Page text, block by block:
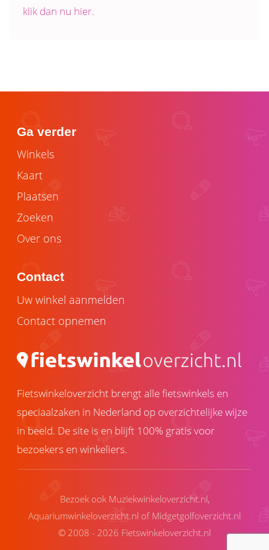
klik dan nu hier.
Ga verder
Winkels
Kaart
Plaatsen
Zoeken
Over ons
Contact
Uw winkel aanmelden
Contact opnemen
Fietswinkeloverzicht brengt alle fietswinkels en
speciaalzaken in Nederland op overzichtelijke wijze
in beeld. De site is en blijft 100% gratis voor
bezoekers en winkeliers.
Bezoek ook Muziekwinkeloverzicht.nl,
Aquariumwinkeloverzicht.nl of Midgetgolfoverzicht.nl
© 2008 - 2026 Fietswinkeloverzicht.nl